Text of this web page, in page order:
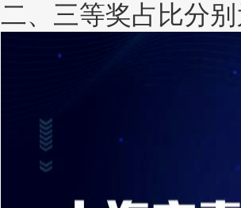
二、三等奖占比分